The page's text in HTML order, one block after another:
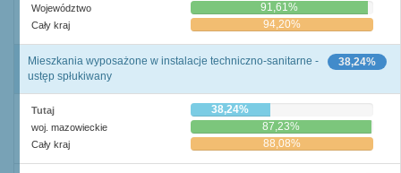
Województwo 91,61%
Cały kraj 94,20%
38,24%
Mieszkania wyposażone w instalacje techniczno-sanitarne -
ustęp spłukiwany
Tutaj 38,24%
woj. mazowieckie 87,23%
Cały kraj 88,08%